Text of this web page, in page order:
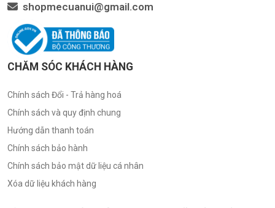
shopmecuanui@gmail.com
CHĂM SÓC KHÁCH HÀNG
Chính sách Đổi - Trả hàng hoá
Chính sách và quy định chung
Hướng dẫn thanh toán
Chính sách bảo hành
Chính sách bảo mật dữ liệu cá nhân
Xóa dữ liệu khách hàng